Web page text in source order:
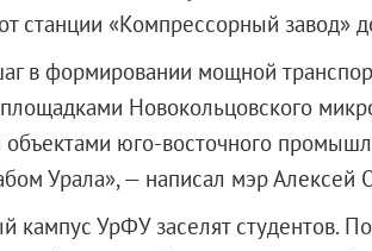
станции «Компрессорный завод»
в формировании мощной
Новокольцовского
объектами юго-восточного
Урала», — написал мэр Алексей
кампус УрФУ заселят студентов.